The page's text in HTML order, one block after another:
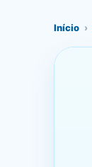
Início ›